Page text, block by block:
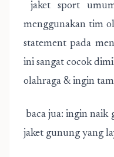
jaket sport
menggunakan tim
statement pada
ini sangat cocok
olahraga & ingin
baca jua: ingin
jaket gunung yang